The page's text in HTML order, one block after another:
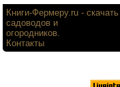
Книги-Фермеру.ru -
садоводов и
Контакты